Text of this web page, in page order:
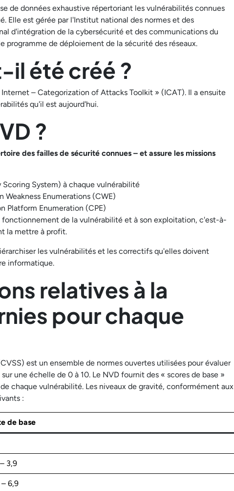
de données exhaustive répertoriant les vulnérabilités connues
Elle est gérée par l'Institut national des normes et des
d'intégration de la cybersécurité et des communications du
programme de déploiement de la sécurité des réseaux.
il été créé ?
– Categorization of Attacks Toolkit » (ICAT). Il a ensuite
qu'il est aujourd'hui.
?
des failles de sécurité connues – et assure les missions
System) à chaque vulnérabilité
Enumerations (CWE)
Platform Enumeration (CPE)
de la vulnérabilité et à son exploitation, c'est-à-
la mettre à profit.
les vulnérabilités et les correctifs qu'elles doivent
informatique.
relatives à la
pour chaque
est un ensemble de normes ouvertes utilisées pour évaluer
une échelle de 0 à 10. Le NVD fournit des « scores de base »
chaque vulnérabilité. Les niveaux de gravité, conformément aux
:
de base
3,9
6,9